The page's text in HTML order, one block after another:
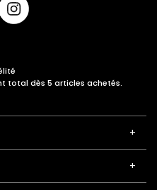
total dès 5 articles achetés.